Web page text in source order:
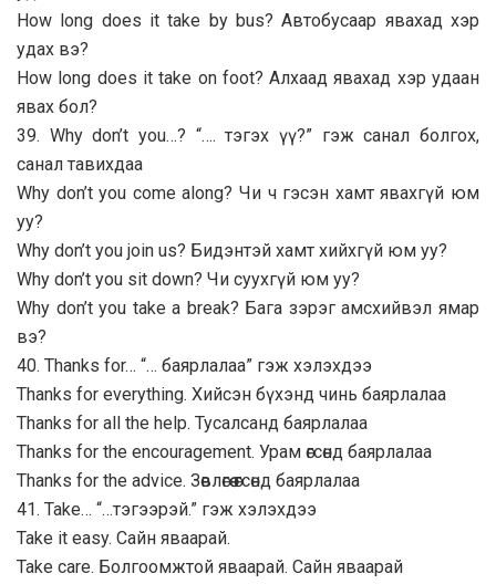
How long does it take by bus? Автобусаар явахад хэр
удах вэ?
How long does it take on foot? Алхаад явахад хэр удаан
явах бол?
39. Why don’t you…? “…. тэгэх үү?” гэж санал болгох,
санал тавихдаа
Why don’t you come along? Чи ч гэсэн хамт явахгүй юм
уу?
Why don’t you join us? Бидэнтэй хамт хийхгүй юм уу?
Why don’t you sit down? Чи суухгүй юм уу?
Why don’t you take a break? Бага зэрэг амсхийвэл ямар
вэ?
40. Thanks for… “… баярлалаа” гэж хэлэхдээ
Thanks for everything. Хийсэн бүхэнд чинь баярлалаа
Thanks for all the help. Тусалсанд баярлалаа
Thanks for the encouragement. Урам өгсөнд баярлалаа
Thanks for the advice. Зөвлөгөө өгсөнд баярлалаа
41. Take… “…тэгээрэй.” гэж хэлэхдээ
Take it easy. Сайн яваарай.
Take care. Болгоомжтой яваарай. Сайн яваарай